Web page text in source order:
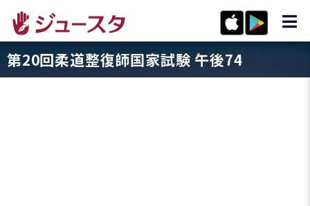
第20回柔道整復師国家試験 午後74